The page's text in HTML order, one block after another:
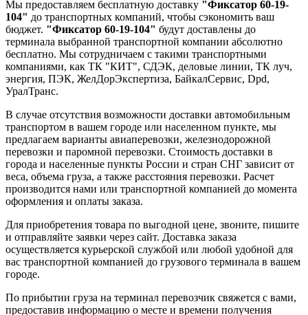
Мы предоставляем бесплатную доставку "Фиксатор 60-19-
104" до транспортных компаний, чтобы сэкономить ваш
бюджет. "Фиксатор 60-19-104" будут доставлены до
терминала выбранной транспортной компании абсолютно
бесплатно. Мы сотрудничаем с такими транспортными
компаниями, как ТК "КИТ", СДЭК, деловые линии, ТК луч,
энергия, ПЭК, ЖелДорЭкспертиза, БайкалСервис, Dpd,
УралТранс.
В случае отсутствия возможности доставки автомобильным
транспортом в вашем городе или населенном пункте, мы
предлагаем варианты авиаперевозки, железнодорожной
перевозки и паромной перевозки. Стоимость доставки в
города и населенные пункты России и стран СНГ зависит от
веса, объема груза, а также расстояния перевозки. Расчет
производится нами или транспортной компанией до момента
оформления и оплаты заказа.
Для приобретения товара по выгодной цене, звоните, пишите
и отправляйте заявки через сайт. Доставка заказа
осуществляется курьерской службой или любой удобной для
вас транспортной компанией до грузового терминала в вашем
городе.
По прибытии груза на терминал перевозчик свяжется с вами,
предоставив информацию о месте и времени получения